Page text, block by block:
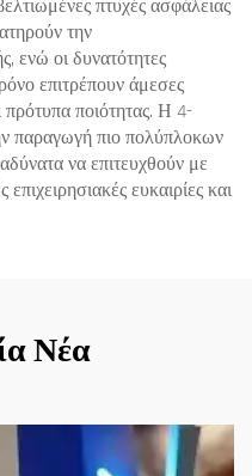
πτυχές ασφάλειας
την
ενώ οι δυνατότητες
επιτρέπουν άμεσες
πρότυπα ποιότητας. Η 4-
παραγωγή πιο πολύπλοκων
να επιτευχθούν με
ευκαιρίες και
Νέα